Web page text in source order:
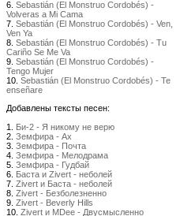
6. Sebastián (El Monstruo Cordobés) -
Volveras a Mi Cama
7. Sebastián (El Monstruo Cordobés) - Ven,
Ven Ya
8. Sebastián (El Monstruo Cordobés) - Tu
Cariño Se Me Va
9. Sebastián (El Monstruo Cordobés) -
Tengo Mujer
10. Sebastián (El Monstruo Cordobés) - Te
enseñare
Добавлены тексты песен:
1. Би-2 - Я никому не верю
2. Земфира - Ах
3. Земфира - Почта
4. Земфира - Мелодрама
5. Земфира - Гудбай
6. Баста и Zivert - неболей
7. Zivert и Баста - неболей
8. Zivert - Безболезненно
9. Zivert - Beverly Hills
10. Zivert и MDee - Двусмысленно